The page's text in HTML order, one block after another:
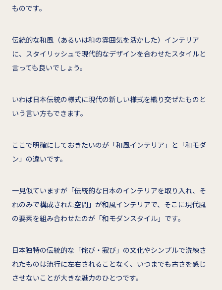
ものです。
伝統的な和風（あるいは和の雰囲気を活かした）インテリア
に、スタイリッシュで現代的なデザインを合わせたスタイルと
言っても良いでしょう。
いわば日本伝統の様式に現代の新しい様式を織り交ぜたものと
いう言い方もできます。
ここで明確にしておきたいのが「和風インテリア」と「和モダ
ン」の違いです。
一見似ていますが「伝統的な日本のインテリアを取り入れ、そ
れのみで構成された空間」が和風インテリアで、そこに現代風
の要素を組み合わせたのが「和モダンスタイル」です。
日本独特の伝統的な「侘び・寂び」の文化やシンプルで洗練さ
れたものは流行に左右されることなく、いつまでも古さを感じ
させないことが大きな魅力のひとつです。